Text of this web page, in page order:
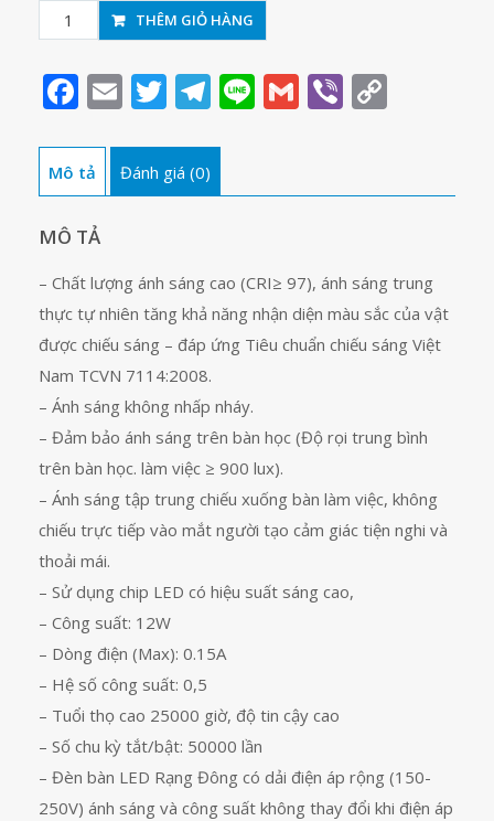
Đèn
học
cận
Đông
RL-
số
THÊM GIỎ HÀNG
Facebook
EmailTwitter
Telegram
LineGmail
Viber
Mô tả Đánh giá (0)
MÔ TẢ
– Chất lượng ánh sáng cao (CRI≥ 97), ánh sáng trung
thực tự nhiên tăng khả năng nhận diện màu sắc của vật
được chiếu sáng – đáp ứng Tiêu chuẩn chiếu sáng Việt
Nam TCVN 7114:2008.
– Ánh sáng không nhấp nháy.
– Đảm bảo ánh sáng trên bàn học (Độ rọi trung bình
trên bàn học. làm việc ≥ 900 lux).
– Ánh sáng tập trung chiếu xuống bàn làm việc, không
chiếu trực tiếp vào mắt người tạo cảm giác tiện nghi và
thoải mái.
– Sử dụng chip LED có hiệu suất sáng cao,
– Công suất: 12W
– Dòng điện (Max): 0.15A
– Hệ số công suất: 0,5
– Tuổi thọ cao 25000 giờ, độ tin cậy cao
– Số chu kỳ tắt/bật: 50000 lần
– Đèn bàn LED Rạng Đông có dải điện áp rộng (150-
250V) ánh sáng và công suất không thay đổi khi điện áp